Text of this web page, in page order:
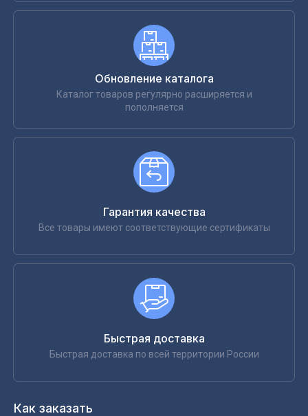
Обновление каталога
Каталог товаров регулярно расширяется и
пополняется
Гарантия качества
Все товары имеют соответствующие сертификаты
Быстрая доставка
Быстрая доставка по всей территории России
Как заказать